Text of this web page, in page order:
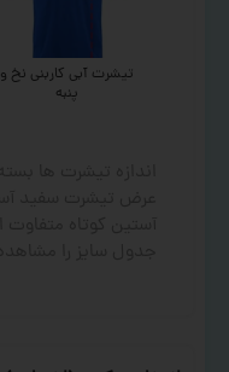
تیشرت آبی کاربنی نخ و
پنبه